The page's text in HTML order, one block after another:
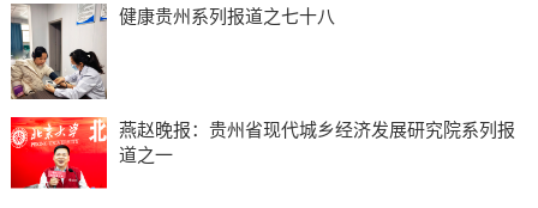
健康贵州系列报道之七十八
燕赵晚报：贵州省现代城乡经济发展研究院系列报
道之一